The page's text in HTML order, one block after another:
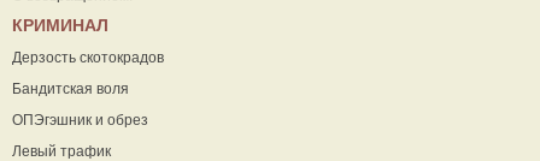
КРИМИНАЛ
Дерзость скотокрадов
Бандитская воля
ОПЭгэшник и обрез
Левый трафик